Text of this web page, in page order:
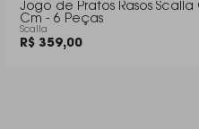
Jogo de Pratos Rasos Scalla
Cm - 6 Peças
Scalla
R$ 359,00